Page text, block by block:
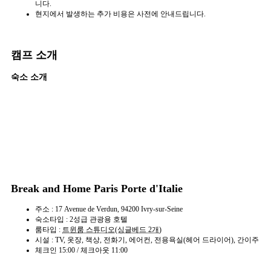
니다.
현지에서 발생하는 추가 비용은 사전에 안내드립니다.
캠프 소개
숙소 소개
Break and Home Paris Porte d'Italie
주소 : 17 Avenue de Verdun, 94200 Ivry-sur-Seine
숙소타입 : 2성급 관광용 호텔
룸타입 : 트윈룸 스튜디오(싱글베드 2개)
시설 : TV, 옷장, 책상, 전화기, 에어컨, 전용욕실(헤어 드라이어), 간이주
체크인 15:00 / 체크아웃 11:00